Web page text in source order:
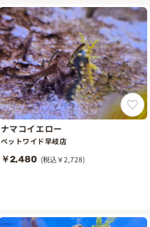
ナマコイエロー
ペットワイド早岐店
￥2,480 (税込￥2,728)